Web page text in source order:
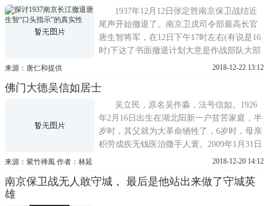
滁州集结才导致蒋记中央军拥入下关，而唐
又不给守下关的36D命令，结果36D开
1937年12月12日张定胜南京保卫战结近
尾声开始撤退了。南京卫戍司令部最高长官
唐生智将军，在12日下午17时左右(有说是16
时)下达了书面撤退计划大意是作战部队大部
由正面阵地突围，少部由下关长江撤退的命
头撤退指示：允许中央军87师、88师、74
军、教导总队在无法全部突围，有船时相机
也可从下关渡江向滁县集
来源：唐仁和提供 2018-12-22 13:12
佛门大德吴信如居士
吴立民，原名吴作淼，法号信如。1926
年2月16日出生在湖北阳新一户贫苦家庭，半
岁时，其父就为大革命牺牲了，6岁时，母亲
积劳成疾无钱医治撒手人寰。2009年1月31日
晚7点10分于长沙家中圆寂，享年83岁。吴信
暖。1934年进入汉口孤儿院，1937年抗日战
来源：紫竹禅風 作者：林延 2018-12-20 14:12
南京保卫战无人敢守城， 最后是他站出来做了守城英
雄